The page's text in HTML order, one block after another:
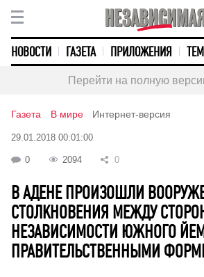
НОВОСТИ ГАЗЕТА ПРИЛОЖЕНИЯ
Перейти на полную
Газета В мире Интернет-версия
29.01.2018 00:01:00
0 2094 0
В АДЕНЕ ПРОИЗОШЛИ
СТОЛКНОВЕНИЯ МЕЖДУ
НЕЗАВИСИМОСТИ ЮЖНОГО
ПРАВИТЕЛЬСТВЕННЫМИ